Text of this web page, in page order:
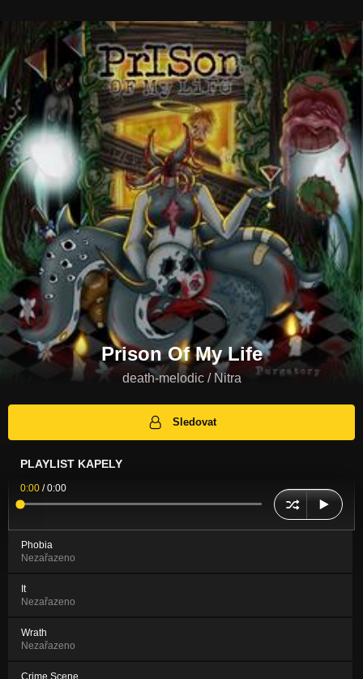
Prison Of My Life
death-melodic / Nitra
Sledovat
PLAYLIST KAPELY
0:00 /0:00
Phobia
Nezařazeno
It
Nezařazeno
Wrath
Nezařazeno
Crime Scene